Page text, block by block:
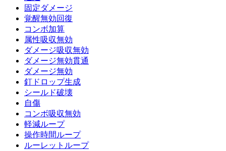
固定ダメージ
覚醒無効回復
コンボ加算
属性吸収無効
ダメージ吸収無効
ダメージ無効貫通
ダメージ無効
釘ドロップ生成
シールド破壊
自傷
コンボ吸収無効
軽減ループ
操作時間ループ
ルーレットループ